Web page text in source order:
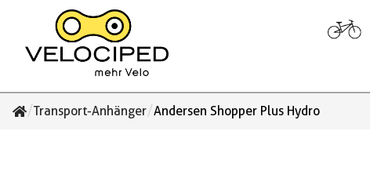
/Transport-Anhänger/Andersen Shopper Plus Hydro